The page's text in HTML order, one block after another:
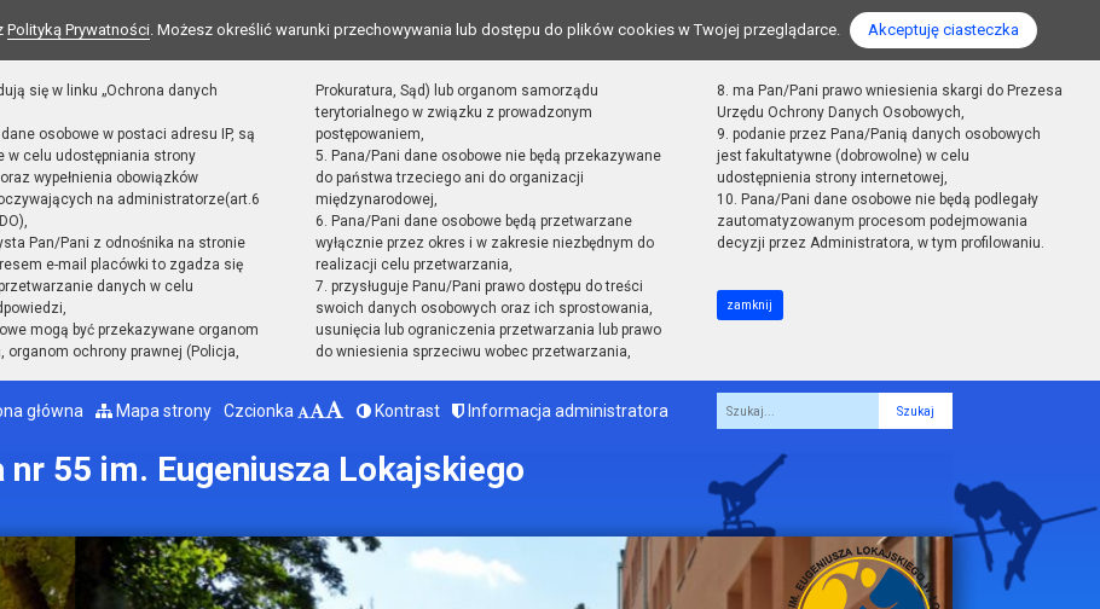
Polityką Prywatności. Możesz określić warunki przechowywania lub dostępu do plików cookies w Twojej przeglądarce. Akceptuję ciasteczka
się w linku „Ochrona danych
osobowe w postaci adresu IP, są
w celu udostępniania strony
wypełnienia obowiązków
na administratorze(art.6
Pan/Pani z odnośnika na stronie
e-mail placówki to zgadza się
danych w celu
mogą być przekazywane organom
organom ochrony prawnej (Policja,
Prokuratura, Sąd) lub organom samorządu
terytorialnego w związku z prowadzonym
postępowaniem,
5. Pana/Pani dane osobowe nie będą przekazywane
do państwa trzeciego ani do organizacji
międzynarodowej,
6. Pana/Pani dane osobowe będą przetwarzane
wyłącznie przez okres i w zakresie niezbędnym do
realizacji celu przetwarzania,
7. przysługuje Panu/Pani prawo dostępu do treści
swoich danych osobowych oraz ich sprostowania,
usunięcia lub ograniczenia przetwarzania lub prawo
do wniesienia sprzeciwu wobec przetwarzania,
8. ma Pan/Pani prawo wniesienia skargi do Prezesa
Urzędu Ochrony Danych Osobowych,
9. podanie przez Pana/Panią danych osobowych
jest fakultatywne (dobrowolne) w celu
udostępnienia strony internetowej,
10. Pana/Pani dane osobowe nie będą podlegały
zautomatyzowanym procesom podejmowania
decyzji przez Administratora, w tym profilowaniu.
zamknij
główna Mapa strony Czcionka Kontrast Informacja administratora
Fraza
nr 55 im. Eugeniusza Lokajskiego